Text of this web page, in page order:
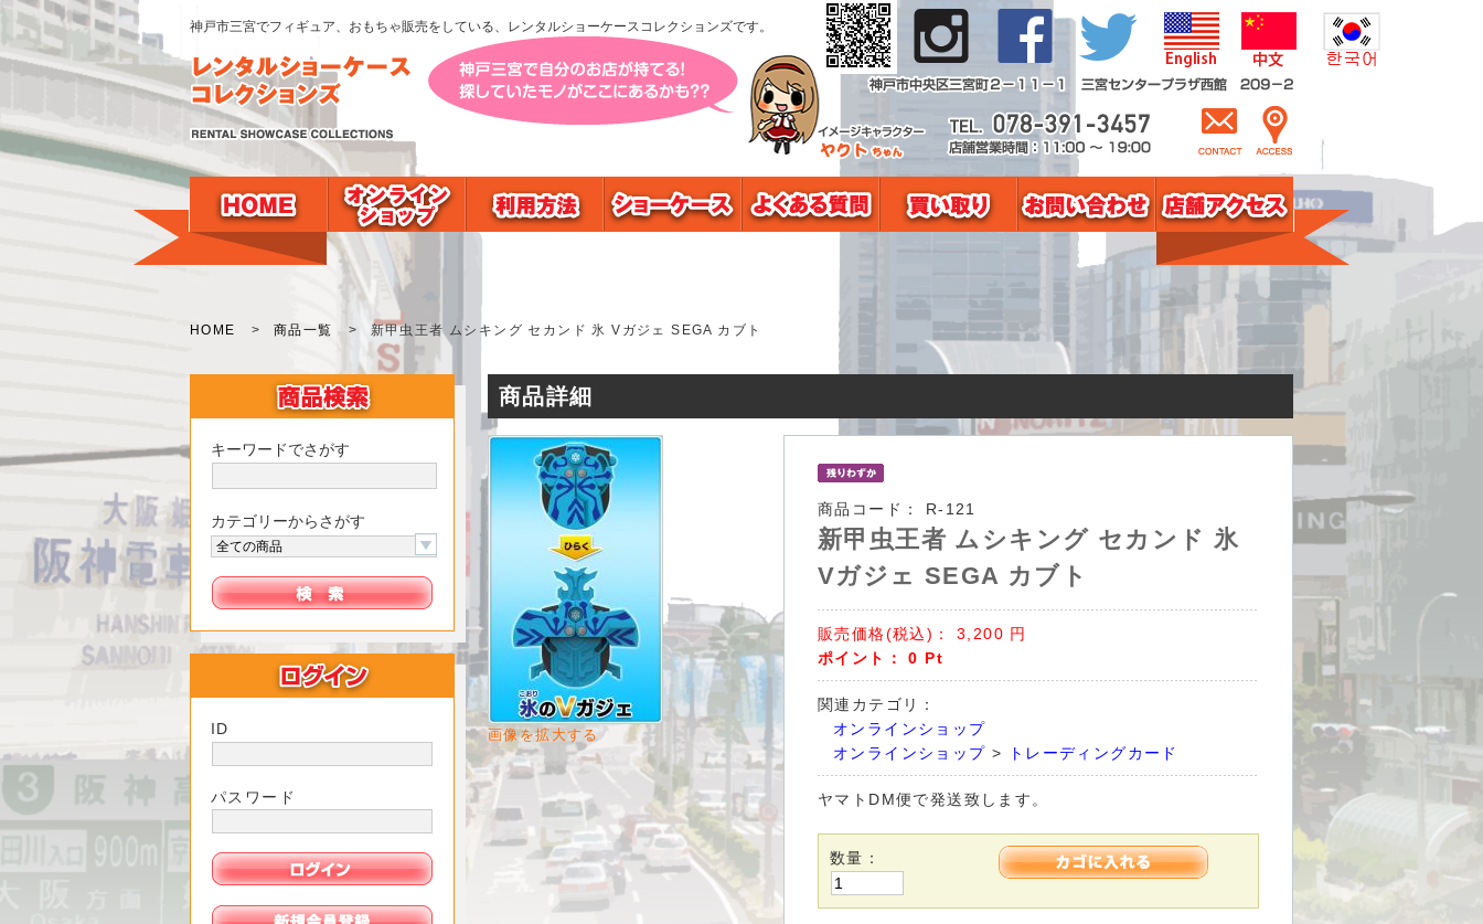
神戸市三宮でフィギュア、おもちゃ販売をしている、レンタルショーケースコレクションズです。
HOME > 商品一覧 > 新甲虫王者 ムシキング セカンド 氷 Vガジェ SEGA カブト
商品詳細
画像を拡大する
商品コード： R-121
新甲虫王者 ムシキング セカンド 氷
Vガジェ SEGA カブト
販売価格(税込)： 3,200 円
ポイント：0 Pt
関連カテゴリ：
オンラインショップ
オンラインショップ > トレーディングカード
ヤマトDM便で発送致します。
数量：
キーワードでさがす
カテゴリーからさがす
ID
パスワード